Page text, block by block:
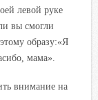
левой руке
вы смогли
образу:«Я
мама».
внимание на